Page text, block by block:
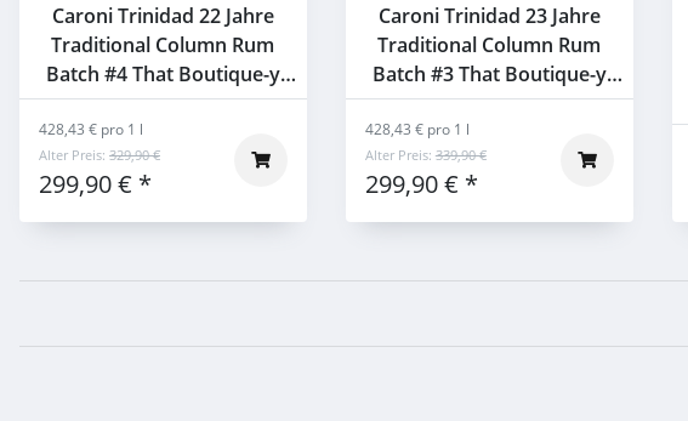
Caroni Trinidad 22 Jahre
Traditional Column Rum
Batch #4 That Boutique-y
Rum Company 58,1% 0,7l
299,90 € *
428,43 € pro 1 l
Alter Preis: 329,90 €
Caroni Trinidad 23 Jahre
Traditional Column Rum
Batch #3 That Boutique-y
Rum Company 56,8% 0,7l
299,90 € *
428,43 € pro 1 l
Alter Preis: 339,90 €